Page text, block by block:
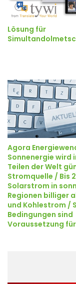
Lösung für
Agora
Sonnenergie wird
Teilen der Welt
Stromquelle / Bis
Solarstrom in
Regionen billiger
und Kohlestrom /
Bedingungen sind
Voraussetzung